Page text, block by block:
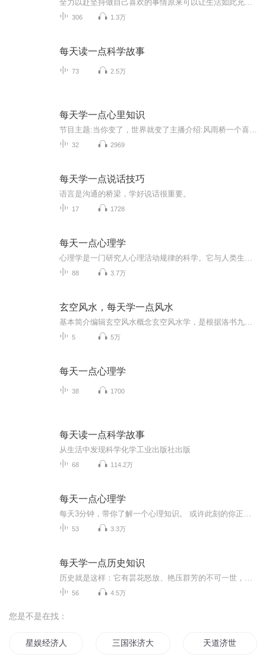
306 1.3万
每天读一点科学故事
73 2.5万
每天学一点心里知识
32 2969
每天学一点说话技巧
语言是沟通的桥梁，学好说话很重要。
17 1728
每天一点心理学
88 3.7万
玄空风水，每天学一点风水
5 5万
每天一点心理学
38 1700
每天读一点科学故事
从生活中发现科学化学工业出版社出版
68 114.2万
每天一点心理学
53 3.3万
每天学一点历史知识
56 4.5万
您是不是在找：
星娱经济人 三国张济大帝 天道济世